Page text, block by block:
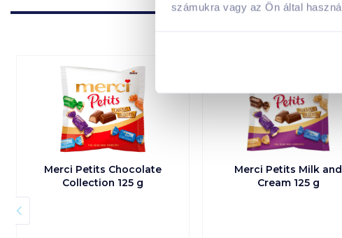
számukra vagy az Ön által
Merci Petits Chocolate
Collection 125 g
Merci Petits Milk and
Cream 125 g